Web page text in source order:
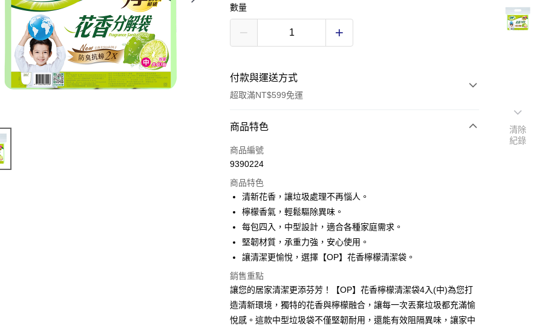
數量
付款與運送方式
超取滿NT$599免運
付款方式
信用卡一次付款
LINE Pay
Apple Pay
街口支付
悠遊付
Google Pay
AFTEE先享後付
相關說明
商品特色
商品編號
9390224
商品特色
清新花香，讓垃圾處理不再惱人。
檸檬香氣，輕鬆驅除異味。
每包四入，中型設計，適合各種家庭需求。
堅韌材質，承重力強，安心使用。
讓清潔更愉悅，選擇【OP】花香檸檬清潔袋。
銷售重點
讓您的居家清潔更添芬芳！【OP】花香檸檬清潔袋4入(中)為您打
造清新環境，獨特的花香與檸檬融合，讓每一次丟棄垃圾都充滿愉
悅感。這款中型垃圾袋不僅堅韌耐用，還能有效阻隔異味，讓家中
清除
紀錄